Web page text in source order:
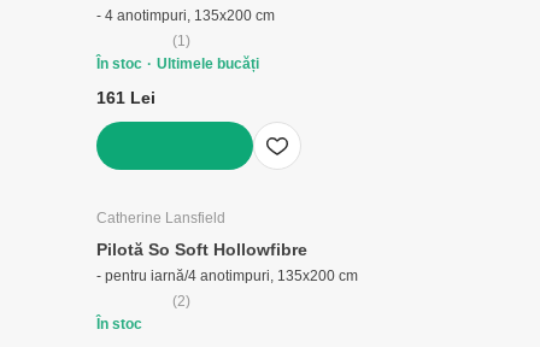
- 4 anotimpuri, 135x200 cm
(1)
În stoc
Ultimele bucăți
161 Lei
Catherine Lansfield
Pilotă So Soft Hollowfibre
- pentru iarnă/4 anotimpuri, 135x200 cm
(2)
În stoc